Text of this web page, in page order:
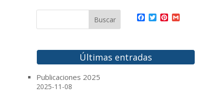
F
b
o
o
T
t
r
P
e
e
l
Últimas entradas
Publicaciones 2025
2025-11-08